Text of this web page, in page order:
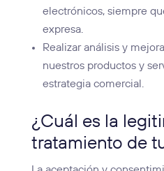
electrónicos, siempre
expresa.
Realizar análisis y
nuestros productos y
estrategia comercial.
¿Cuál es la
tratamiento de